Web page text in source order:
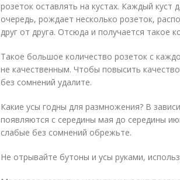
розеток оставлять на кустах. Каждый куст
очередь, рождает несколько розеток,
друг от друга. Отсюда и получается такое
Такое большое количество розеток с
не качественным. Чтобы повысить
без сомнений удалите.
Какие усы годны для размножения? В
появляются с середины мая до середины
слабые без сомнений обрежьте.
Не отрывайте бутоны и усы руками,